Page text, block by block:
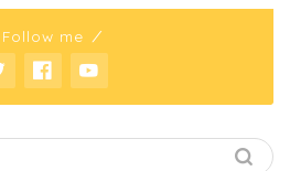
Follow me ／